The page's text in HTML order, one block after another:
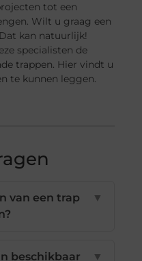
tot een
Wilt u graag een
kan natuurlijk!
specialisten de
trappen. Hier vindt u
te kunnen leggen.
van een trap
▼
beschikbaar
▼